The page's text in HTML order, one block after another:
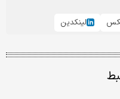
لینکدین